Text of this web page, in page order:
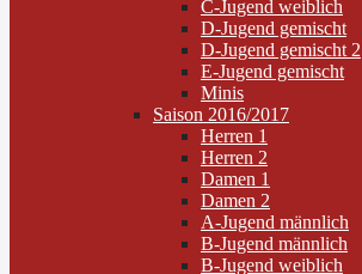
C-Jugend weiblich
D-Jugend gemischt
D-Jugend gemischt 2
E-Jugend gemischt
Minis
Saison 2016/2017
Herren 1
Herren 2
Damen 1
Damen 2
A-Jugend männlich
B-Jugend männlich
B-Jugend weiblich